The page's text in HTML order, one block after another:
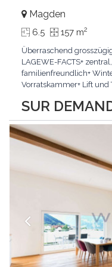
SUR
Magden
6.5 157 m2
Überraschend
LAGEWE-FACTS+
familienfreundlich+
Vorratskammer+ Lift und
Wintergarten schaffen
Wunder.Interessiert?